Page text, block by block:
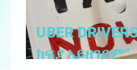
UBER
ክፍያ አይዘገይም"